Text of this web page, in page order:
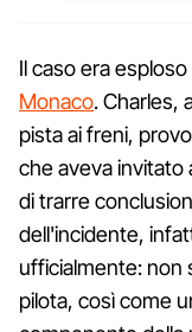
Il caso era esploso
Monaco. Charles,
pista ai freni,
che aveva invitato
di trarre
dell'incidente,
ufficialmente: non
pilota, così come